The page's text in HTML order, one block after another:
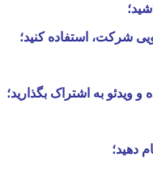
شرکت، استفاده کنید؛
ویدئو به اشتراک بگذارید؛
دهید؛